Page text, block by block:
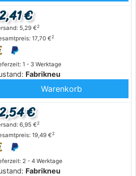
1 - 3 Werktage
Fabrikneu
€
5,29 €2
17,70 €2
Warenkorb
2 - 4 Werktage
Fabrikneu
€
6,95 €2
19,49 €2